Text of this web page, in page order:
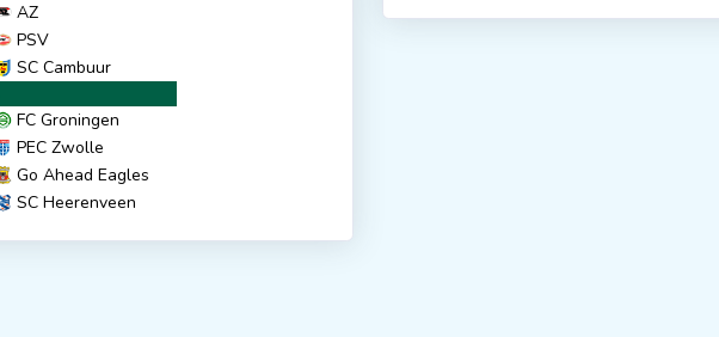
AZ
PSV
SC Cambuur
FC Groningen
PEC Zwolle
Go Ahead Eagles
SC Heerenveen